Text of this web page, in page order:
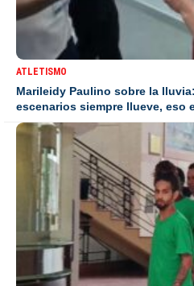
ATLETISMO
Marileidy Paulino sobre la
escenarios siempre llueve, eso